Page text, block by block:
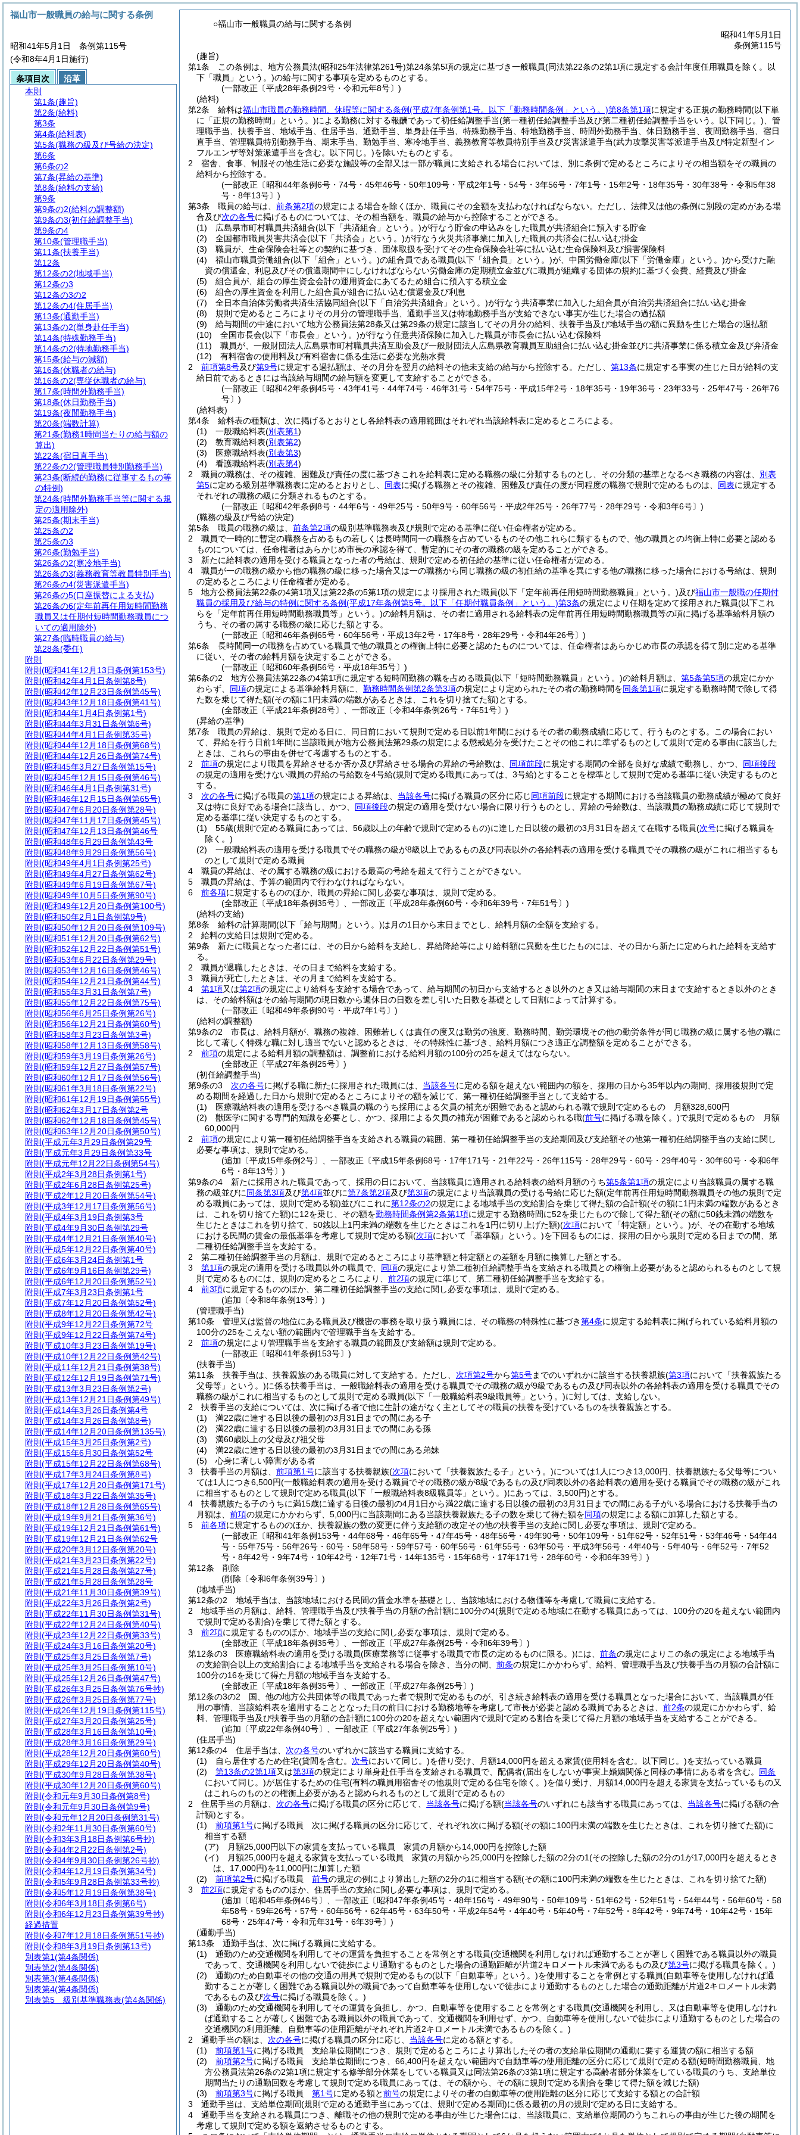
○福山市一般職員の給与に関する条例
昭和41年5月1日
条例第115号
(趣旨)
第1条
この条例は、地方公務員法(昭和25年法律第261号)第24条第5項の規定に基づき一般職員(同法第22条の2第1項に規定する会計年度任用職員を除く。以
下「職員」という。)の給与に関する事項を定めるものとする。
(一部改正〔平成28年条例29号・令和元年8号〕)
(給料)
第2条
給料は福山市職員の勤務時間、休暇等に関する条例(平成7年条例第1号。以下「勤務時間条例」という。)第8条第1項に規定する正規の勤務時間(以下単
に「正規の勤務時間」という。)による勤務に対する報酬であって初任給調整手当(第一種初任給調整手当及び第二種初任給調整手当をいう。以下同じ。) 、管
理職手当、扶養手当、地域手当、住居手当、通勤手当、単身赴任手当、特殊勤務手当、特地勤務手当、時間外勤務手当、休日勤務手当、夜間勤務手当、宿日
直手当、管理職員特別勤務手当、期末手当、勤勉手当、寒冷地手当、義務教育等教員特別手当及び災害派遣手当(武力攻撃災害等派遣手当及び特定新型イン
フルエンザ等対策派遣手当を含む。以下同じ。)を除いたものとする。
2
宿舎、食事、制服その他生活に必要な施設等の全部又は一部が職員に支給される場合においては、別に条例で定めるところによりその相当額をその職員の
給料から控除する。
(一部改正〔昭和44年条例6号・74号・45年46号・50年109号・平成2年1号・54号・3年56号・7年1号・15年2号・18年35号・30年38号・令和5年38
号・8年13号〕)
第3条
職員の給与は、 前条第2項の規定による場合を除くほか、職員にその全額を支払わなければならない。 ただし、法律又は他の条例に別段の定めがある場
合及び次の各号に掲げるものについては、その相当額を、職員の給与から控除することができる。
(1)
広島県市町村職員共済組合(以下「共済組合」という。)が行なう貯金の申込みをした職員が共済組合に預入する貯金
(2)
全国都市職員災害共済会(以下「共済会」という。)が行なう火災共済事業に加入した職員の共済会に払い込む掛金
(3)
職員が、生命保険会社等との契約に基づき、団体取扱を受けてその生命保険会社等に払い込む生命保険料及び損害保険料
(4)
福山市職員労働組合(以下「組合」という。)の組合員である職員(以下「組合員」という。)が、中国労働金庫(以下「労働金庫」という。)から受けた融
資の償還金、利息及びその償還期間中にしなければならない労働金庫の定期積立金並びに職員が組織する団体の規約に基づく会費、経費及び掛金
(5)
組合員が、組合の厚生資金会計の運用資金にあてるため組合に預入する積立金
(6)
組合の厚生資金を利用した組合員が組合に払い込む償還金及び利息
(7)
全日本自治体労働者共済生活協同組合(以下「自治労共済組合」という。)が行なう共済事業に加入した組合員が自治労共済組合に払い込む掛金
(8)
規則で定めるところによりその月分の管理職手当、通勤手当又は特地勤務手当が支給できない事実が生じた場合の過払額
(9)
給与期間の中途において地方公務員法第28条又は第29条の規定に該当してその月分の給料、扶養手当及び地域手当の額に異動を生じた場合の過払額
(10)
全国市長会(以下「市長会」という。)が行なう任意共済保険に加入した職員が市長会に払い込む保険料
(11)
職員が、一般財団法人広島県市町村職員共済互助会及び一般財団法人広島県教育職員互助組合に払い込む掛金並びに共済事業に係る積立金及び弁済金
(12)
有料宿舎の使用料及び有料宿舎に係る生活に必要な光熱水費
2
前項第8号及び第9号に規定する過払額は、その月分を翌月の給料その他未支給の給与から控除する。 ただし、 第13条に規定する事実の生じた日が給料の支
給日前であるときには当該給与期間の給与額を変更して支給することができる。
(一部改正〔昭和42年条例45号・43年41号・44年74号・46年31号・54年75号・平成15年2号・18年35号・19年36号・23年33号・25年47号・26年76
号〕)
(給料表)
第4条
給料表の種類は、次に掲げるとおりとし各給料表の適用範囲はそれぞれ当該給料表に定めるところによる。
(1)
一般職給料表(別表第1)
(2)
教育職給料表(別表第2)
(3)
医療職給料表(別表第3)
(4)
看護職給料表(別表第4)
2
職員の職務は、その複雑、困難及び責任の度に基づきこれを給料表に定める職務の級に分類するものとし、その分類の基準となるべき職務の内容は、 別表
第5に定める級別基準職務表に定めるとおりとし、 同表に掲げる職務とその複雑、困難及び責任の度が同程度の職務で規則で定めるものは、 同表に規定する
それぞれの職務の級に分類されるものとする。
(一部改正〔昭和42年条例8号・44年6号・49年25号・50年9号・60年56号・平成2年25号・26年77号・28年29号・令和3年6号〕)
(職務の級及び号給の決定)
第5条
職員の職務の級は、 前条第2項の級別基準職務表及び規則で定める基準に従い任命権者が定める。
2
職員で一時的に暫定の職務を占めるもの若しくは長時間同一の職務を占めているものその他これらに類するもので、他の職員との均衡上特に必要と認める
ものについては、任命権者はあらかじめ市長の承認を得て、暫定的にその者の職務の級を定めることができる。
3
新たに給料表の適用を受ける職員となった者の号給は、規則で定める初任給の基準に従い任命権者が定める。
4
職員が一の職務の級から他の職務の級に移った場合又は一の職務から同じ職務の級の初任給の基準を異にする他の職務に移った場合における号給は、規則
の定めるところにより任命権者が定める。
5
地方公務員法第22条の4第1項又は第22条の5第1項の規定により採用された職員(以下「定年前再任用短時間勤務職員」という。)及び福山市一般職の任期付
職員の採用及び給与の特例に関する条例(平成17年条例第5号。以下「任期付職員条例」という。)第3条の規定により任期を定めて採用された職員(以下これ
らを「定年前再任用短時間勤務職員等」という。)の給料月額は、その者に適用される給料表の定年前再任用短時間勤務職員等の項に掲げる基準給料月額の
うち、その者の属する職務の級に応じた額とする。
(一部改正〔昭和46年条例65号・60年56号・平成13年2号・17年8号・28年29号・令和4年26号〕)
第6条
長時間同一の職務を占めている職員で他の職員との権衡上特に必要と認めたものについては、任命権者はあらかじめ市長の承認を得て別に定める基準
に従い、その者の給料月額を決定することができる。
(一部改正〔昭和60年条例56号・平成18年35号〕)
第6条の2
地方公務員法第22条の4第1項に規定する短時間勤務の職を占める職員(以下「短時間勤務職員」という。)の給料月額は、 第5条第5項の規定にかか
わらず、 同項の規定による基準給料月額に、 勤務時間条例第2条第3項の規定により定められたその者の勤務時間を同条第1項に規定する勤務時間で除して得
た数を乗じて得た額(その額に1円未満の端数があるときは、これを切り捨てた額)とする。
(全部改正〔平成21年条例28号〕、一部改正〔令和4年条例26号・7年51号〕)
(昇給の基準)
第7条
職員の昇給は、規則で定める日に、同日前において規則で定める日以前1年間におけるその者の勤務成績に応じて、行うものとする。
この場合におい
て、昇給を行う日前1年間に当該職員が地方公務員法第29条の規定による懲戒処分を受けたことその他これに準ずるものとして規則で定める事由に該当した
ときは、これらの事由を併せて考慮するものとする。
2
前項の規定により職員を昇給させるか否か及び昇給させる場合の昇給の号給数は、 同項前段に規定する期間の全部を良好な成績で勤務し、かつ、 同項後段
の規定の適用を受けない職員の昇給の号給数を4号給(規則で定める職員にあっては、3号給)とすることを標準として規則で定める基準に従い決定するものと
する。
3
次の各号に掲げる職員の第1項の規定による昇給は、 当該各号に掲げる職員の区分に応じ同項前段に規定する期間における当該職員の勤務成績が極めて良好
又は特に良好である場合に該当し、かつ、 同項後段の規定の適用を受けない場合に限り行うものとし、昇給の号給数は、当該職員の勤務成績に応じて規則で
定める基準に従い決定するものとする。
(1)
55歳(規則で定める職員にあっては、56歳以上の年齢で規則で定めるもの)に達した日以後の最初の3月31日を超えて在職する職員(次号に掲げる職員を
除く。)
(2)
一般職給料表の適用を受ける職員でその職務の級が8級以上であるもの及び同表以外の各給料表の適用を受ける職員でその職務の級がこれに相当するも
のとして規則で定める職員
4
職員の昇給は、その属する職務の級における最高の号給を超えて行うことができない。
5
職員の昇給は、予算の範囲内で行わなければならない。
6
前各項に規定するもののほか、職員の昇給に関し必要な事項は、規則で定める。
(全部改正〔平成18年条例35号〕、一部改正〔平成28年条例60号・令和6年39号・7年51号〕)
(給料の支給)
第8条
給料の計算期間(以下「給与期間」という。)は月の1日から末日までとし、給料月額の全額を支給する。
2
給料の支給日は規則で定める。
第9条
新たに職員となった者には、その日から給料を支給し、昇給降給等により給料額に異動を生じたものには、その日から新たに定められた給料を支給す
る。
2
職員が退職したときは、その日まで給料を支給する。
3
職員が死亡したときは、その月まで給料を支給する。
4
第1項又は第2項の規定により給料を支給する場合であって、給与期間の初日から支給するとき以外のとき又は給与期間の末日まで支給するとき以外のとき
は、その給料額はその給与期間の現日数から週休日の日数を差し引いた日数を基礎として日割によって計算する。
(一部改正〔昭和49年条例90号・平成7年1号〕)
(給料の調整額)
第9条の2
市長は、給料月額が、職務の複雑、困難若しくは責任の度又は勤労の強度、勤務時間、勤労環境その他の勤労条件が同じ職務の級に属する他の職に
比して著しく特殊な職に対し適当でないと認めるときは、その特殊性に基づき、給料月額につき適正な調整額を定めることができる。
2
前項の規定による給料月額の調整額は、調整前における給料月額の100分の25を超えてはならない。
(全部改正〔平成27年条例25号〕)
(初任給調整手当)
第9条の3
次の各号に掲げる職に新たに採用された職員には、 当該各号に定める額を超えない範囲内の額を、採用の日から35年以内の期間、採用後規則で定
める期間を経過した日から規則で定めるところによりその額を減じて、第一種初任給調整手当として支給する。
(1)
医療職給料表の適用を受けるべき職員の職のうち採用による欠員の補充が困難であると認められる職で規則で定めるもの 月額328,600円
(2)
獣医学に関する専門的知識を必要とし、かつ、採用による欠員の補充が困難であると認められる職(前号に掲げる職を除く。)で規則で定めるもの 月額
60,000円
2
前項の規定により第一種初任給調整手当を支給される職員の範囲、第一種初任給調整手当の支給期間及び支給額その他第一種初任給調整手当の支給に関し
必要な事項は、規則で定める。
(追加〔平成15年条例2号〕、一部改正〔平成15年条例68号・17年171号・21年22号・26年115号・28年29号・60号・29年40号・30年60号・令和6年
6号・8年13号〕)
第9条の4
新たに採用された職員であって、採用の日において、当該職員に適用される給料表の給料月額のうち第5条第1項の規定により当該職員の属する職
務の級並びに同条第3項及び第4項並びに第7条第2項及び第3項の規定により当該職員の受ける号給に応じた額(定年前再任用短時間勤務職員その他の規則で定
める職員にあっては、規則で定める額)並びにこれに第12条の2の規定による地域手当の支給割合を乗じて得た額の合計額(その額に1円未満の端数があるとき
は、これを切り捨てた額)に12を乗じ、その額を勤務時間条例第2条第1項に規定する勤務時間に52を乗じたもので除して得た額(その額に50銭未満の端数を
生じたときはこれを切り捨て、50銭以上1円未満の端数を生じたときはこれを1円に切り上げた額)(次項において「特定額」という。)が、その在勤する地域
における民間の賃金の最低基準を考慮して規則で定める額(次項において「基準額」という。)を下回るものには、採用の日から規則で定める日までの間、第
二種初任給調整手当を支給する。
2
第二種初任給調整手当の月額は、規則で定めるところにより基準額と特定額との差額を月額に換算した額とする。
3
第1項の規定の適用を受ける職員以外の職員で、 同項の規定により第二種初任給調整手当を支給される職員との権衡上必要があると認められるものとして規
則で定めるものには、規則の定めるところにより、 前2項の規定に準じて、第二種初任給調整手当を支給する。
4
前3項に規定するもののほか、第二種初任給調整手当の支給に関し必要な事項は、規則で定める。
(追加〔令和8年条例13号〕)
(管理職手当)
第10条
管理又は監督の地位にある職員及び機密の事務を取り扱う職員には、その職務の特殊性に基づき第4条に規定する給料表に掲げられている給料月額の
100分の25をこえない額の範囲内で管理職手当を支給する。
2
前項の規定により管理職手当を支給する職員の範囲及び支給額は規則で定める。
(一部改正〔昭和41年条例153号〕)
(扶養手当)
第11条
扶養手当は、扶養親族のある職員に対して支給する。 ただし、 次項第2号から第5号までのいずれかに該当する扶養親族(第3項において「扶養親族たる
父母等」という。)に係る扶養手当は、一般職給料表の適用を受ける職員でその職務の級が9級であるもの及び同表以外の各給料表の適用を受ける職員でその
職務の級がこれに相当するものとして規則で定める職員(以下「一般職給料表9級職員等」という。)に対しては、支給しない。
2
扶養手当の支給については、次に掲げる者で他に生計の途がなく主としてその職員の扶養を受けているものを扶養親族とする。
(1)
満22歳に達する日以後の最初の3月31日までの間にある子
(2)
満22歳に達する日以後の最初の3月31日までの間にある孫
(3)
満60歳以上の父母及び祖父母
(4)
満22歳に達する日以後の最初の3月31日までの間にある弟妹
(5)
心身に著しい障害がある者
3
扶養手当の月額は、 前項第1号に該当する扶養親族(次項において「扶養親族たる子」という。)については1人につき13,000円、扶養親族たる父母等につい
ては1人につき6,500円(一般職給料表の適用を受ける職員でその職務の級が8級であるもの及び同表以外の各給料表の適用を受ける職員でその職務の級がこれ
に相当するものとして規則で定める職員(以下「一般職給料表8級職員等」という。)にあっては、3,500円)とする。
4
扶養親族たる子のうちに満15歳に達する日後の最初の4月1日から満22歳に達する日以後の最初の3月31日までの間にある子がいる場合における扶養手当の
月額は、 前項の規定にかかわらず、5,000円に当該期間にある当該扶養親族たる子の数を乗じて得た額を同項の規定による額に加算した額とする。
5
前各項に規定するもののほか、扶養親族の数の変更に伴う支給額の改定その他の扶養手当の支給に関し必要な事項は、規則で定める。
(一部改正〔昭和41年条例153号・44年68号・46年65号・47年45号・48年56号・49年90号・50年109号・51年62号・52年51号・53年46号・54年44
号・55年75号・56年26号・60号・58年58号・59年57号・60年56号・61年55号・63年50号・平成3年56号・4年40号・5年40号・6年52号・7年52
号・8年42号・9年74号・10年42号・12年71号・14年135号・15年68号・17年171号・28年60号・令和6年39号〕)
第12条
削除
(削除〔令和6年条例39号〕)
(地域手当)
第12条の2
地域手当は、当該地域における民間の賃金水準を基礎とし、当該地域における物価等を考慮して職員に支給する。
2
地域手当の月額は、給料、管理職手当及び扶養手当の月額の合計額に100分の4(規則で定める地域に在勤する職員にあっては、100分の20を超えない範囲内
で規則で定める割合)を乗じて得た額とする。
3
前2項に規定するもののほか、地域手当の支給に関し必要な事項は、規則で定める。
(全部改正〔平成18年条例35号〕、一部改正〔平成27年条例25号・令和6年39号〕)
第12条の3
医療職給料表の適用を受ける職員(医療業務等に従事する職員で市長の定めるものに限る。)には、 前条の規定によりこの条の規定による地域手当
の支給割合以上の支給割合による地域手当を支給される場合を除き、当分の間、 前条の規定にかかわらず、給料、管理職手当及び扶養手当の月額の合計額に
100分の16を乗じて得た月額の地域手当を支給する。
(全部改正〔平成18年条例35号〕、一部改正〔平成27年条例25号〕)
第12条の3の2
国、他の地方公共団体等の職員であった者で規則で定めるものが、引き続き給料表の適用を受ける職員となった場合において、当該職員が任
用の事情、当該給料表を適用することとなった日の前日における勤務地等を考慮して市長が必要と認める職員であるときは、 前2条の規定にかかわらず、給
料、管理職手当及び扶養手当の月額の合計額に100分の20を超えない範囲内で規則で定める割合を乗じて得た月額の地域手当を支給することができる。
(追加〔平成22年条例40号〕、一部改正〔平成27年条例25号〕)
(住居手当)
第12条の4
住居手当は、 次の各号のいずれかに該当する職員に支給する。
(1)
自ら居住するため住宅(貸間を含む。 次号において同じ。)を借り受け、月額14,000円を超える家賃(使用料を含む。以下同じ。)を支払っている職員
(2)
第13条の2第1項又は第3項の規定により単身赴任手当を支給される職員で、配偶者(届出をしないが事実上婚姻関係と同様の事情にある者を含む。 同条
において同じ。)が居住するための住宅(有料の職員用宿舎その他規則で定める住宅を除く。)を借り受け、月額14,000円を超える家賃を支払っているもの又
はこれらのものとの権衡上必要があると認められるものとして規則で定めるもの
2
住居手当の月額は、 次の各号に掲げる職員の区分に応じて、 当該各号に掲げる額(当該各号のいずれにも該当する職員にあっては、 当該各号に掲げる額の合
計額)とする。
(1)
前項第1号に掲げる職員 次に掲げる職員の区分に応じて、それぞれ次に掲げる額(その額に100円未満の端数を生じたときは、これを切り捨てた額)に
相当する額
(ア)
月額25,000円以下の家賃を支払っている職員 家賃の月額から14,000円を控除した額
(イ)
月額25,000円を超える家賃を支払っている職員 家賃の月額から25,000円を控除した額の2分の1(その控除した額の2分の1が17,000円を超えるとき
は、17,000円)を11,000円に加算した額
(2)
前項第2号に掲げる職員 前号の規定の例により算出した額の2分の1に相当する額(その額に100円未満の端数を生じたときは、これを切り捨てた額)
3
前2項に規定するもののほか、住居手当の支給に関し必要な事項は、規則で定める。
(追加〔昭和45年条例46号〕、一部改正〔昭和47年条例45号・48年156号・49年90号・50年109号・51年62号・52年51号・54年44号・56年60号・58
年58号・59年26号・57号・60年56号・62年45号・63年50号・平成2年54号・4年40号・5年40号・7年52号・8年42号・9年74号・10年42号・15年
68号・25年47号・令和元年31号・6年39号〕)
(通勤手当)
第13条
通勤手当は、次に掲げる職員に支給する。
(1)
通勤のため交通機関を利用してその運賃を負担することを常例とする職員(交通機関を利用しなければ通勤することが著しく困難である職員以外の職員
であって、交通機関を利用しないで徒歩により通勤するものとした場合の通勤距離が片道2キロメートル未満であるもの及び第3号に掲げる職員を除く。)
(2)
通勤のため自動車その他の交通の用具で規則で定めるもの(以下「自動車等」という。)を使用することを常例とする職員(自動車等を使用しなければ通
勤することが著しく困難である職員以外の職員であって自動車等を使用しないで徒歩により通勤するものとした場合の通勤距離が片道2キロメートル未満
であるもの及び次号に掲げる職員を除く。)
(3)
通勤のため交通機関を利用してその運賃を負担し、かつ、自動車等を使用することを常例とする職員(交通機関を利用し、又は自動車等を使用しなけれ
ば通勤することが著しく困難である職員以外の職員であって、交通機関を利用せず、かつ、自動車等を使用しないで徒歩により通勤するものとした場合の
交通機関の利用距離、自動車等の使用距離がそれぞれ片道2キロメートル未満であるものを除く。)
2
通勤手当の額は、 次の各号に掲げる職員の区分に応じ、 当該各号に定める額とする。
(1)
前項第1号に掲げる職員 支給単位期間につき、規則で定めるところにより算出したその者の支給単位期間の通勤に要する運賃の額に相当する額
(2)
前項第2号に掲げる職員 支給単位期間につき、66,400円を超えない範囲内で自動車等の使用距離の区分に応じて規則で定める額(短時間勤務職員、地
方公務員法第26条の2第1項に規定する修学部分休業をしている職員又は同法第26条の3第1項に規定する高齢者部分休業をしている職員のうち、支給単位
期間当たりの通勤回数を考慮して規則で定める職員にあっては、その額から、その額に規則で定める割合を乗じて得た額を減じた額)
(3)
前項第3号に掲げる職員 第1号に定める額と前号の規定によりその者の自動車等の使用距離の区分に応じて支給する額との合計額
3
通勤手当は、支給単位期間(規則で定める通勤手当にあっては、規則で定める期間)に係る最初の月の規則で定める日に支給する。
4
通勤手当を支給される職員につき、離職その他の規則で定める事由が生じた場合には、当該職員に、支給単位期間のうちこれらの事由が生じた後の期間を
考慮して規則で定める額を返納させるものとする。
福山市一般職員の給与に関する条例
昭和41年5月1日 条例第115号
(令和8年4月1日施行)
条項目次
沿革
本則
第1条(趣旨)
第2条(給料)
第3条
第4条(給料表)
第5条(職務の級及び号給の決定)
第6条
第6条の2
第7条(昇給の基準)
第8条(給料の支給)
第9条
第9条の2(給料の調整額)
第9条の3(初任給調整手当)
第9条の4
第10条(管理職手当)
第11条(扶養手当)
第12条
第12条の2(地域手当)
第12条の3
第12条の3の2
第12条の4(住居手当)
第13条(通勤手当)
第13条の2(単身赴任手当)
第14条(特殊勤務手当)
第14条の2(特地勤務手当)
第15条(給与の減額)
第16条(休職者の給与)
第16条の2(専従休職者の給与)
第17条(時間外勤務手当)
第18条(休日勤務手当)
第19条(夜間勤務手当)
第20条(端数計算)
第21条(勤務1時間当たりの給与額の
算出)
第22条(宿日直手当)
第22条の2(管理職員特別勤務手当)
第23条(断続的勤務に従事するもの等
の特例)
第24条(時間外勤務手当等に関する規
定の適用除外)
第25条(期末手当)
第25条の2
第25条の3
第26条(勤勉手当)
第26条の2(寒冷地手当)
第26条の3(義務教育等教員特別手当)
第26条の4(災害派遣手当)
第26条の5(口座振替による支払)
第26条の6(定年前再任用短時間勤務
職員又は任期付短時間勤務職員につ
いての適用除外)
第27条(臨時職員の給与)
第28条(委任)
附則
附則 (昭和41年12月13日条例第153号)
附則 (昭和42年4月1日条例第8号)
附則 (昭和42年12月23日条例第45号)
附則 (昭和43年12月18日条例第41号)
附則 (昭和44年1月4日条例第1号)
附則 (昭和44年3月31日条例第6号)
附則 (昭和44年4月1日条例第35号)
附則 (昭和44年12月18日条例第68号)
附則 (昭和44年12月26日条例第74号)
附則 (昭和45年3月27日条例第15号)
附則 (昭和45年12月15日条例第46号)
附則 (昭和46年4月1日条例第31号)
附則 (昭和46年12月15日条例第65号)
附則 (昭和47年6月20日条例第28号)
附則 (昭和47年11月17日条例第45号)
附則 (昭和47年12月13日条例第46号
附則 (昭和48年6月29日条例第43号
附則 (昭和48年9月29日条例第56号)
附則 (昭和49年4月1日条例第25号)
附則 (昭和49年4月27日条例第62号)
附則 (昭和49年6月19日条例第67号)
附則 (昭和49年10月5日条例第90号)
附則 (昭和49年12月20日条例第100号)
附則 (昭和50年2月1日条例第9号)
附則 (昭和50年12月20日条例第109号)
附則 (昭和51年12月20日条例第62号)
附則 (昭和52年12月22日条例第51号)
附則 (昭和53年6月22日条例第29号)
附則 (昭和53年12月16日条例第46号)
附則 (昭和54年12月21日条例第44号)
附則 (昭和55年3月31日条例第7号)
附則 (昭和55年12月22日条例第75号)
附則 (昭和56年6月25日条例第26号)
附則 (昭和56年12月21日条例第60号)
附則 (昭和58年3月23日条例第3号)
附則 (昭和58年12月13日条例第58号)
附則 (昭和59年3月19日条例第26号)
附則 (昭和59年12月27日条例第57号)
附則 (昭和60年12月17日条例第56号)
附則 (昭和61年3月18日条例第22号)
附則 (昭和61年12月19日条例第55号)
附則 (昭和62年3月17日条例第2号
附則 (昭和62年12月18日条例第45号)
附則 (昭和63年12月20日条例第50号)
附則 (平成元年3月29日条例第29号
附則 (平成元年3月29日条例第33号
附則 (平成元年12月22日条例第54号)
附則 (平成2年3月28日条例第1号)
附則 (平成2年6月28日条例第25号)
附則 (平成2年12月20日条例第54号)
附則 (平成3年12月17日条例第56号)
附則 (平成4年3月19日条例第3号
附則 (平成4年9月30日条例第29号
附則 (平成4年12月21日条例第40号)
附則 (平成5年12月22日条例第40号)
附則 (平成6年3月24日条例第1号
附則 (平成6年9月16日条例第29号)
附則 (平成6年12月20日条例第52号)
附則 (平成7年3月23日条例第1号
附則 (平成7年12月20日条例第52号)
附則 (平成8年12月20日条例第42号)
附則 (平成9年12月22日条例第72号
附則 (平成9年12月22日条例第74号)
附則 (平成10年3月23日条例第19号)
附則 (平成10年12月22日条例第42号)
附則 (平成11年12月21日条例第38号)
附則 (平成12年12月19日条例第71号)
附則 (平成13年3月23日条例第2号)
附則 (平成13年12月21日条例第49号)
附則 (平成14年3月26日条例第4号
附則 (平成14年3月26日条例第8号)
附則 (平成14年12月20日条例第135号)
附則 (平成15年3月25日条例第2号)
附則 (平成15年6月30日条例第52号
附則 (平成15年12月22日条例第68号)
附則 (平成17年3月24日条例第8号)
附則 (平成17年12月20日条例第171号)
附則 (平成18年3月22日条例第35号)
附則 (平成18年12月28日条例第65号)
附則 (平成19年9月21日条例第36号)
附則 (平成19年12月21日条例第61号)
附則 (平成19年12月21日条例第62号
附則 (平成20年3月12日条例第20号)
附則 (平成21年3月23日条例第22号)
附則 (平成21年5月28日条例第27号)
附則 (平成21年5月28日条例第28号
附則 (平成21年11月30日条例第39号)
附則 (平成22年3月26日条例第2号)
附則 (平成22年11月30日条例第31号)
附則 (平成22年12月24日条例第40号)
附則 (平成23年12月22日条例第33号)
附則 (平成24年3月16日条例第20号)
附則 (平成25年3月25日条例第7号)
附則 (平成25年3月25日条例第10号)
附則 (平成25年12月26日条例第47号)
附則 (平成26年3月25日条例第76号抄)
附則 (平成26年3月25日条例第77号)
附則 (平成26年12月19日条例第115号)
附則 (平成27年3月20日条例第25号)
附則 (平成28年3月16日条例第10号)
附則 (平成28年3月16日条例第29号)
附則 (平成28年12月20日条例第60号)
附則 (平成29年12月20日条例第40号)
附則 (平成30年9月28日条例第38号)
附則 (平成30年12月20日条例第60号)
附則 (令和元年9月30日条例第8号)
附則 (令和元年9月30日条例第9号)
附則 (令和元年12月20日条例第31号)
附則 (令和2年11月30日条例第60号)
附則 (令和3年3月18日条例第6号抄)
附則 (令和4年2月22日条例第2号)
附則 (令和4年9月30日条例第26号抄)
附則 (令和4年12月19日条例第34号)
附則 (令和5年9月28日条例第33号抄)
附則 (令和5年12月19日条例第38号)
附則 (令和6年3月18日条例第6号)
附則 (令和6年12月23日条例第39号抄)
経過措置
附則 (令和7年12月18日条例第51号抄)
附則 (令和8年3月19日条例第13号)
別表第1(第4条関係)
別表第2(第4条関係)
別表第3(第4条関係)
別表第4(第4条関係)
別表第5 級別基準職務表(第4条関係)